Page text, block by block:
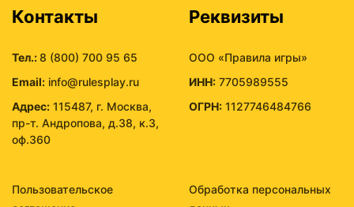
Контакты
Тел.:8 (800) 700 95 65
Email: info@rulesplay.ru
Адрес: 115487, г. Москва,
пр-т. Андропова, д.38, к.3,
оф.360
Реквизиты
ООО «Правила игры»
ИНН: 7705989555
ОГРН: 1127746484766
Пользовательское
Обработка персональных